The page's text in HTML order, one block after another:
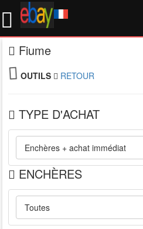
Fiume
OUTILS RETOUR
TYPE D'ACHAT
ENCHÈRES